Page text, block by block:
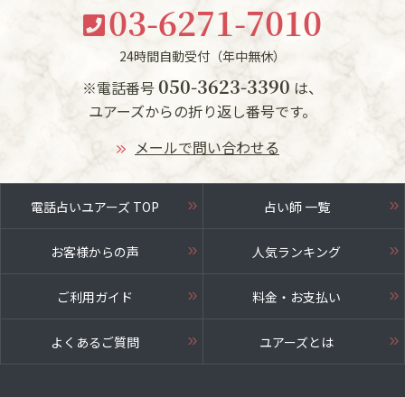
03-6271-7010
24時間自動受付（年中無休）
※電話番号 050-3623-3390 は、
ユアーズからの折り返し番号です。
メールで問い合わせる
電話占いユアーズ TOP 占い師 一覧
お客様からの声 人気ランキング
ご利用ガイド 料金・お支払い
よくあるご質問 ユアーズとは